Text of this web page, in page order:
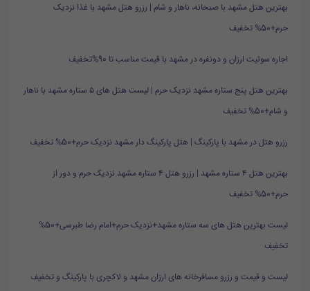
بهترین هتل مشهد با صبحانه، ناهار و شام | رزرو هتل مشهد با غذا نزدیک
حرم+50% تخفیف
اجاره سوئیت ارزان و دونفره در مشهد با قیمت مناسب تا 90%تخفیف
بهترین هتل پنج ستاره مشهد نزدیک حرم | لیست هتل های ۵ ستاره مشهد با ناهار
و شام+50% تخفیف
رزرو هتل در مشهد با پارکینگ | هتل پارکینگ دار مشهد نزدیک حرم+50% تخفیف
بهترین هتل ۴ ستاره مشهد | رزرو هتل ۴ ستاره مشهد نزدیک حرم و دور از
حرم+50% تخفیف
لیست بهترین هتل های سه ستاره مشهد+نزدیک حرم+امام رضا طبرسی+50%
تخفیف
لیست و قیمت و رزرو مسافرخانه های ارزان مشهد و لاکچری با پارکینگ و تخفیف